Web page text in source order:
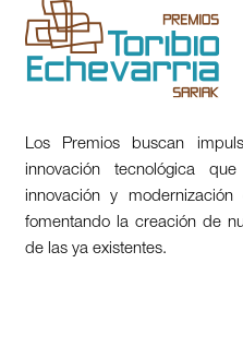
Los Premios buscan
innovación tecnológica
innovación y
fomentando la creación de
de las ya existentes.